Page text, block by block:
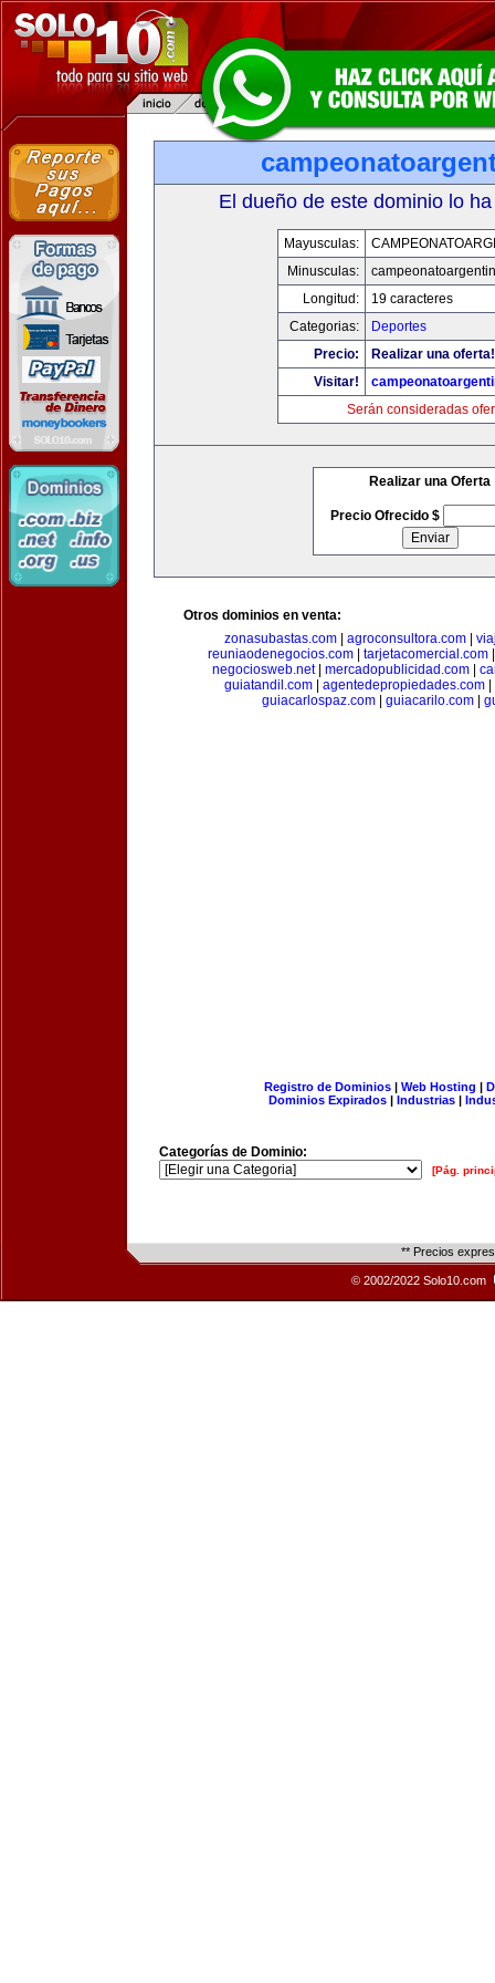
El dueño de este dominio lo
Mayusculas:
Minusculas:
Longitud:
19 caracteres
Categorias:
Deportes
Precio:
Realizar una oferta!
Visitar!
Serán consideradas
Realizar una Oferta
Precio Ofrecido $
Otros dominios en venta:
zonasubastas.com
agroconsultora.com
reuniaodenegocios.com| tarjetacomercial.com
negociosweb.net| mercadopublicidad.com
guiatandil.com| agentedepropiedades.com|
guiacarlospaz.com| guiacarilo.com|
Registro de Dominios| Web Hosting |
Dominios Expirados | Industrias |
Categorías de Dominio:
[Pág.
** Precios
© 2002/2022 Solo10.com